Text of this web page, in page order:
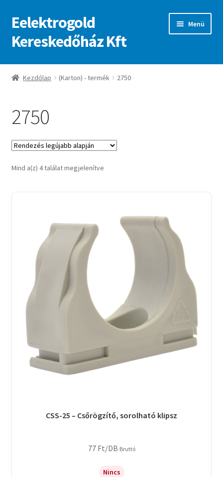
Ugrás
a
navigációhoz
Kilépés
a
tartalomba
Eelektrogold
Kereskedőház Kft
Menü
Kezdőlap
Adatvédelmi irányelvek
ajanlatkeres
Kezdőlap (Karton) - termék 2750
2750
Mind a(z) 4 találat megjelenítveSorted
CSS-25 – Csőrögzítő, sorolható klipsz
77 Ft/DB Bruttó
Nincs